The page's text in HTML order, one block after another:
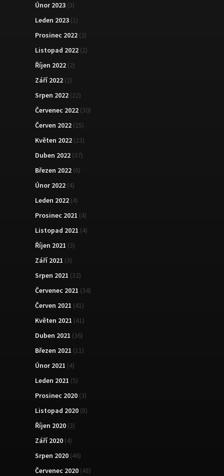
Únor 2023 (3)
Leden 2023 (1)
Prosinec 2022 (2)
Listopad 2022 (2)
Říjen 2022 (2)
Září 2022 (2)
Srpen 2022 (22)
Červenec 2022 (30)
Červen 2022 (25)
Květen 2022 (23)
Duben 2022 (37)
Březen 2022 (6)
Únor 2022 (4)
Leden 2022 (4)
Prosinec 2021 (4)
Listopad 2021 (4)
Říjen 2021 (3)
Září 2021 (3)
Srpen 2021 (32)
Červenec 2021 (34)
Červen 2021 (41)
Květen 2021 (41)
Duben 2021 (36)
Březen 2021 (11)
Únor 2021 (4)
Leden 2021 (5)
Prosinec 2020 (3)
Listopad 2020 (8)
Říjen 2020 (3)
Září 2020 (4)
Srpen 2020 (46)
Červenec 2020 (48)